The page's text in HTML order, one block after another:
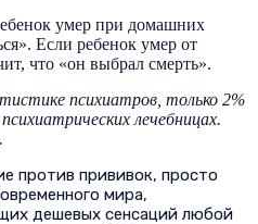
умер при домашних
Если ребенок умер от
что «он выбрал смерть».
психиатров, только 2%
лечебницах.
против прививок, просто
мира,
дешевых сенсаций любой